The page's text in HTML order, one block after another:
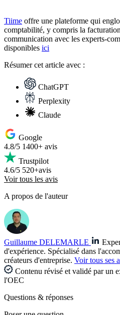
Tiime offre une plateforme qui
comptabilité, y compris la
communication avec les experts-
disponibles ici
Résumercet article avec :
ChatGPT
Perplexity
Claude
Google
4.8/5 1400+ avis
Trustpilot
4.6/5 520+avis
Voir tous les avis
A propos de l'auteur
Guillaume DELEMARLE
d'expérience. Spécialisé dans
créateurs d'entreprise. Voir tous ses
Contenu révisé et validé par un
l'OEC
Questions & réponses